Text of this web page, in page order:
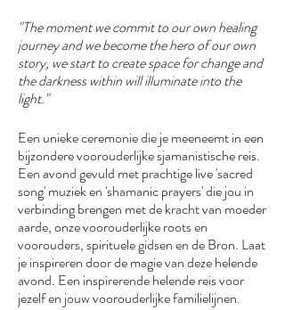
"The moment we commit to our own healing
journey and we become the hero of our own
story, we start to create space for change and
the darkness within will illuminate into the
light."
Een unieke ceremonie die je meeneemt in een
bijzondere voorouderlijke sjamanistische reis.
Een avond gevuld met prachtige live 'sacred
song' muziek en 'shamanic prayers' die jou in
verbinding brengen met de kracht van moeder
aarde, onze voorouderlijke roots en
voorouders, spirituele gidsen en de Bron. Laat
je inspireren door de magie van deze helende
avond. Een inspirerende helende reis voor
jezelf en jouw voorouderlijke familielijnen.